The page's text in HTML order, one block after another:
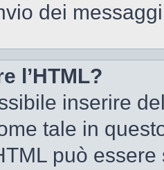
dei
l’HTML?
inserire
tale in
può